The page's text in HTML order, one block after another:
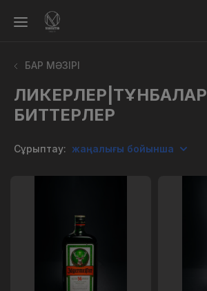
БАР МӘЗІРІ
ЛИКЕРЛЕР|ТҰНБАЛАР|
БИТТЕРЛЕР
Сұрыптау: жаңалығы бойынша